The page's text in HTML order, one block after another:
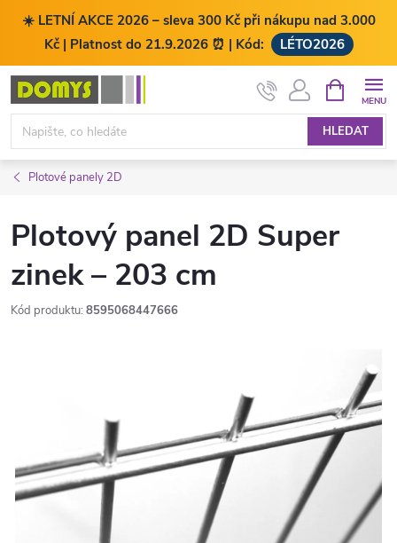
☀️ LETNÍ AKCE 2026 – sleva 300 Kč při nákupu nad 3.000
Kč | Platnost do 21.9.2026 ⏰ | Kód:
LÉTO2026
Přejít
obsah
HLEDAT
NÁKUPNÍ
KOŠÍK
Plotové panely 2D
Plotový panel 2D Super
zinek – 203 cm
Kód produktu: 8595068447666